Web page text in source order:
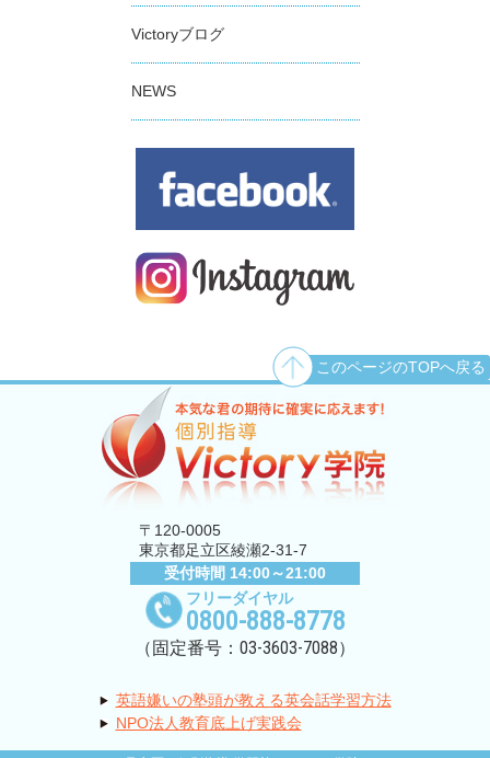
Victoryブログ
NEWS
このページのTOPへ戻る
〒120-0005
東京都足立区綾瀬2-31-7
受付時間 14:00～21:00
フリーダイヤル
0800-888-8778
（固定番号： 03-3603-7088）
英語嫌いの塾頭が教える英会話学習方法
NPO法人教育底上げ実践会